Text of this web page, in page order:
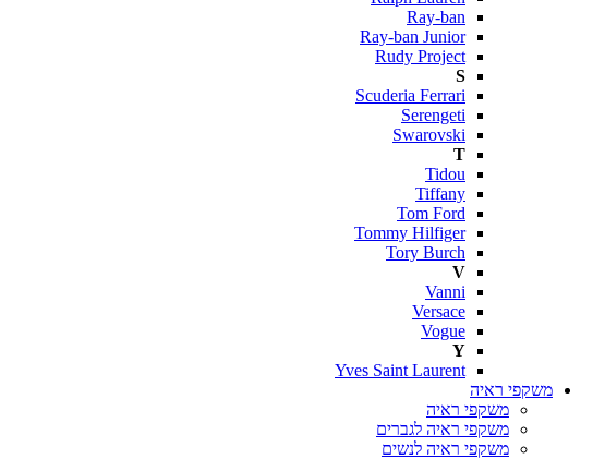
Ray-ban
Ray-ban Junior
Rudy Project
S
Scuderia Ferrari
Serengeti
Swarovski
T
Tidou
Tiffany
Tom Ford
Tommy Hilfiger
Tory Burch
V
Vanni
Versace
Vogue
Y
Yves Saint Laurent
משקפי ראיה
משקפי ראיה
משקפי ראיה לגברים
משקפי ראיה לנשים